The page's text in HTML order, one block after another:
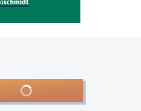
In den Warenkorb